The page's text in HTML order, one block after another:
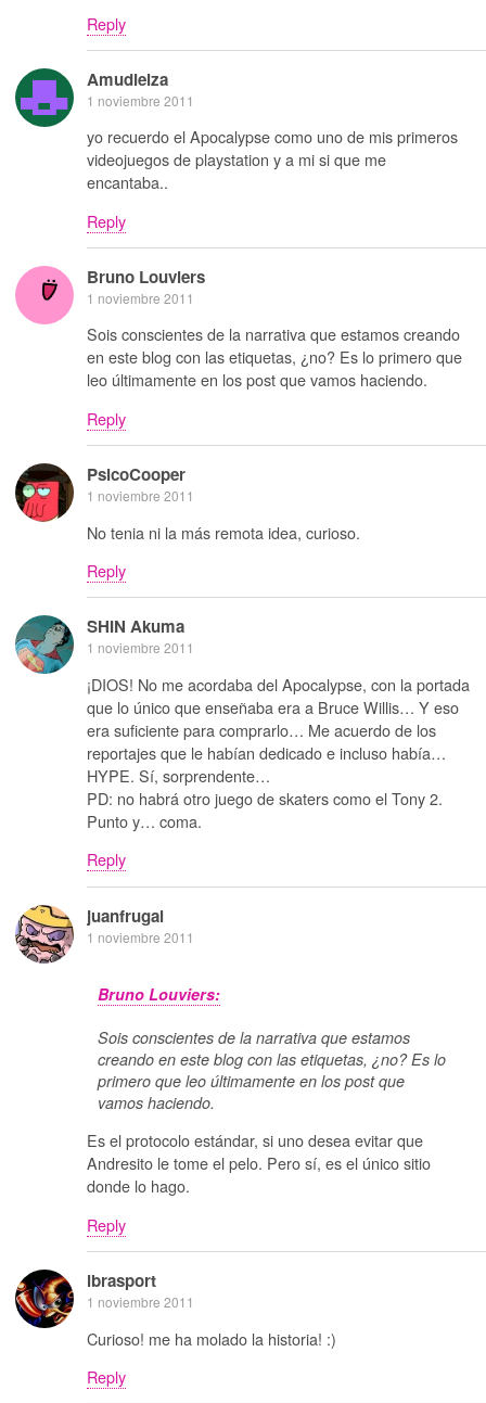
Reply
Amudielza
1 noviembre 2011
yo recuerdo el Apocalypse como uno de mis primeros
videojuegos de playstation y a mi si que me
encantaba..
Reply
Bruno Louviers
1 noviembre 2011
Sois conscientes de la narrativa que estamos creando
en este blog con las etiquetas, ¿no? Es lo primero que
leo últimamente en los post que vamos haciendo.
Reply
PsicoCooper
1 noviembre 2011
No tenia ni la más remota idea, curioso.
Reply
SHIN Akuma
1 noviembre 2011
¡DIOS! No me acordaba del Apocalypse, con la portada
que lo único que enseñaba era a Bruce Willis… Y eso
era suficiente para comprarlo… Me acuerdo de los
reportajes que le habían dedicado e incluso había…
HYPE. Sí, sorprendente…
PD: no habrá otro juego de skaters como el Tony 2.
Punto y… coma.
Reply
juanfrugal
1 noviembre 2011
Bruno Louviers:
Sois conscientes de la narrativa que estamos
creando en este blog con las etiquetas, ¿no? Es lo
primero que leo últimamente en los post que
vamos haciendo.
Es el protocolo estándar, si uno desea evitar que
Andresito le tome el pelo. Pero sí, es el único sitio
donde lo hago.
Reply
ibrasport
1 noviembre 2011
Curioso! me ha molado la historia! :)
Reply